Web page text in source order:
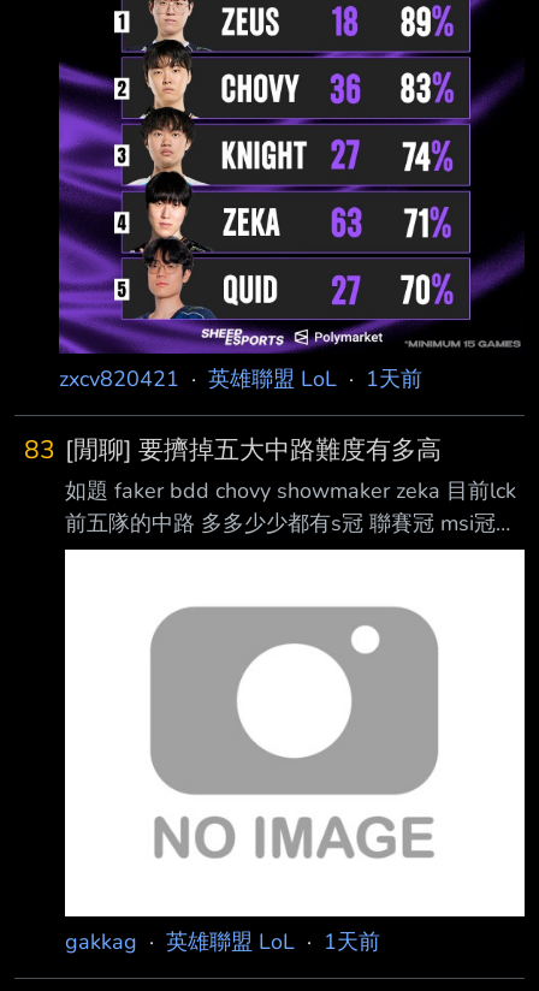
zxcv820421 · 英雄聯盟 LoL · 1天前
83 [閒聊] 要擠掉五大中路難度有多高
如題 faker bdd chovy showmaker zeka 目前lck
前五隊的中路 多多少少都有s冠 聯賽冠 msi冠之
類的 但平均年齡26+了 其他位置陸陸續續都有
佔據 打這個位置操作只是入門門檻 除此之外角
色池要有 傳統大核法師 節奏法師(逆命、加里歐)
刺客 偶爾版本對了還要拿坦克或是ad中路 加上
團戰意識要高 （輸出核心） 除了對線還要跟野
輔連動 什麼時候該在哪裡該有什麼裝備狀態都
會影響龍團資源團的結果 最重要每一隊中路幾
乎都是人氣擔當 以資方角度
gakkag · 英雄聯盟 LoL · 1天前